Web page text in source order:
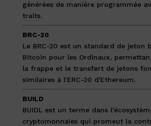
générées de manière programmée
traits.
BRC-20
Le BRC-20 est un standard de jeton
Bitcoin pour les Ordinaux,
la frappe et le transfert de jetons
similaires à l'ERC-20 d'Ethereum.
BUILD
BUIDL est un terme dans
cryptomonnaies qui promeut la